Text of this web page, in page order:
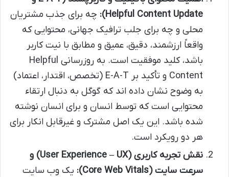
Helpful Content Update):
چه برای جذب مشتریان
محلی و چه برای جلب ترافیک جهانی، محتوایی که
واقعاً ارزشمند، دقیق، عمیق و مطابق با نیت کاربر
باشد، کلید موفقیت است. به روزرسانی Helpful
Content و تأکید بر E-A-T (تخصص، اقتدار، اعتماد)
به وضوح نشان داده اند که گوگل به دنبال ارتقاء
محتوایی است که توسط انسان و برای انسان نوشته
شده باشد. این یک اصل مشترک و غیرقابل انکار برای
هر دو رویکرد است.
نقش تجربه کاربری (User Experience – UX) و
سرعت سایت (Core Web Vitals):
یک وب سایت